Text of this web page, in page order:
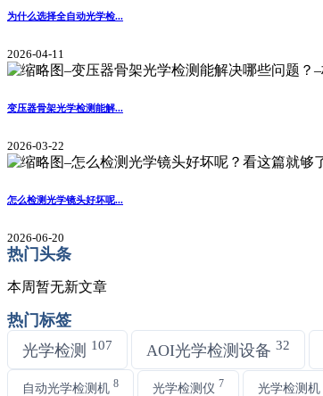
为什么选择全自动光学检...
2026-04-11
变压器骨架光学检测能解...
2026-03-22
怎么检测光学镜头好坏呢...
2026-06-20
热门头条
本周暂无新文章
热门标签
光学检测
107 AOI光学检测设备 32
自动光学检测机 8 光学检测仪 7 光学检测机